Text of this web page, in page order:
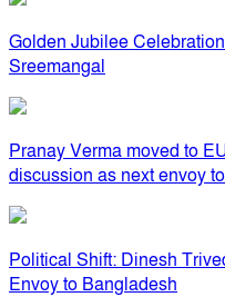
Golden Jubilee
Sreemangal
Pranay Verma moved to
discussion as next envoy
Political Shift: Dinesh
Envoy to Bangladesh